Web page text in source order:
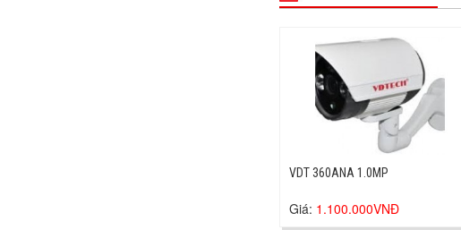
VDT 360ANA 1.0MP
Giá: 1.100.000VNĐ